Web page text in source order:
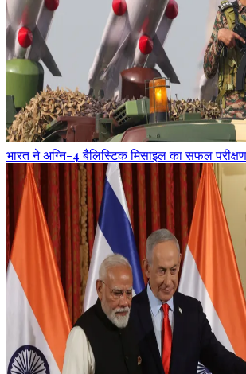
भारत ने अग्नि-4 बैलिस्टिक मिसाइल का सफल